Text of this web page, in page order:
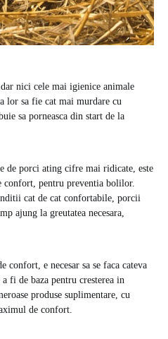
nici cele mai igienice animale
lor sa fie cat mai murdare cu
sa porneasca din start de la
de porci ating cifre mai ridicate, este
confort, pentru preventia bolilor.
cat de cat confortabile, porcii
ajung la greutatea necesara,
confort, e necesar sa se faca cateva
fi de baza pentru cresterea in
produse suplimentare, cu
de confort.